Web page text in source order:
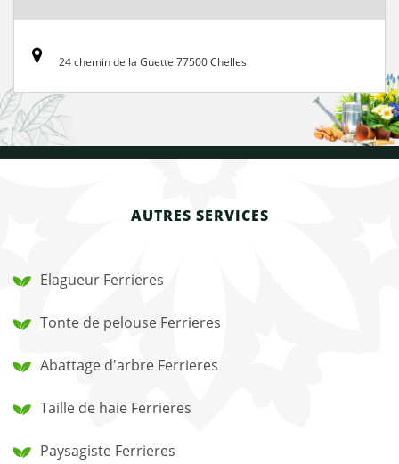
24 chemin de la Guette 77500 Chelles
AUTRES SERVICES
Elagueur Ferrieres
Tonte de pelouse Ferrieres
Abattage d'arbre Ferrieres
Taille de haie Ferrieres
Paysagiste Ferrieres